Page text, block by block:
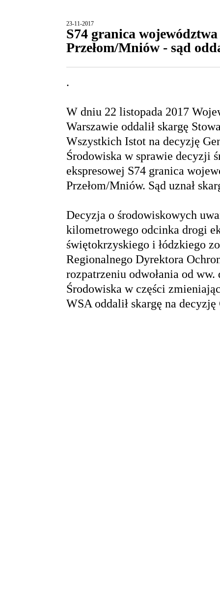
23-11-2017
S74 granica
Przełom/Mniów - sąd
.
W dniu 22 listopada 2017
Warszawie oddalił skargę
Wszystkich Istot na decyzję
Środowiska w sprawie decyzji
ekspresowej S74 granica
Przełom/Mniów. Sąd uznał
Decyzja o środowiskowych
kilometrowego odcinka drogi
świętokrzyskiego i łódzkiego
Regionalnego Dyrektora
rozpatrzeniu odwołania od
Środowiska w części
WSA oddalił skargę na decyzję